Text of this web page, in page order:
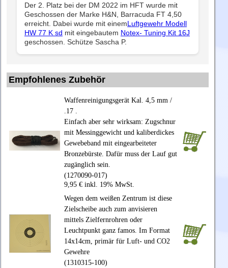
Der 2. Platz bei der DM 2022 im HFT wurde mit
Geschossen der Marke H&N, Barracuda FT 4,50
erreicht. Dabei wurde mit einemLuftgewehr Modell
HW 77 K sd mit eingebautem Notex- Tuning Kit 16J
geschossen. Schütze Sascha P.
Empfohlenes Zubehör
Waffenreinigungsgerät Kal. 4,5 mm /
.17 .
Einfach aber sehr wirksam: Zugschnur
mit Messinggewicht und kaliberdickes
Gewebeband mit eingearbeiteter
Bronzebürste. Dafür muss der Lauf gut
zugänglich sein.
(1270090-017)
9,95 € inkl. 19% MwSt.
Wegen dem weißen Zentrum ist diese
Zielscheibe auch zum anvisieren
mittels Zielfernrohren oder
Leuchtpunkt ganz famos. Im Format
14x14cm, primär für Luft- und CO2
Gewehre
(1310315-100)